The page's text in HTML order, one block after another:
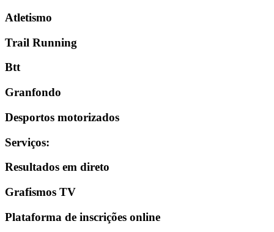
Atletismo
Trail Running
Btt
Granfondo
Desportos motorizados
Serviços:
Resultados em direto
Grafismos TV
Plataforma de inscrições online